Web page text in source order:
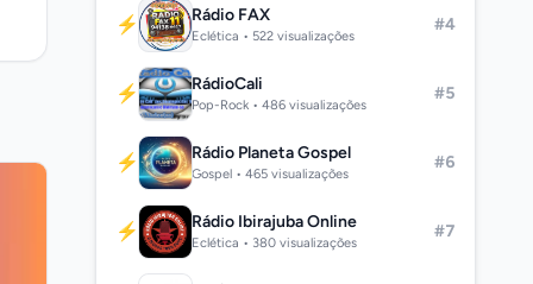
⚡ Rádio FAX
Eclética • 522 visualizações
#4
⚡ RádioCali
Pop-Rock • 486 visualizações
#5
⚡ Rádio Planeta Gospel
Gospel • 465 visualizações
#6
⚡ Rádio Ibirajuba Online
Eclética • 380 visualizações
#7